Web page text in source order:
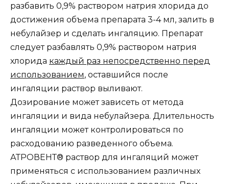
разбавить 0,9% раствором натрия хлорида до
достижения объема препарата 3-4 мл, залить в
небулайзер и сделать ингаляцию. Препарат
следует разбавлять 0,9% раствором натрия
хлорида каждый раз непосредственно перед
использованием, оставшийся после
ингаляции раствор выливают.
Дозирование может зависеть от метода
ингаляции и вида небулайзера. Длительность
ингаляции может контролироваться по
расходованию разведенного объема.
АТРОВЕНТ® раствор для ингаляций может
применяться с использованием различных